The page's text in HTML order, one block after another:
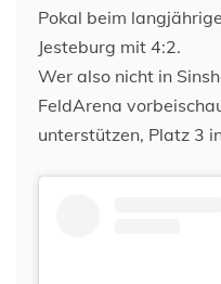
Pokal beim
Jesteburg mit 4:2.
Wer also nicht in
FeldArena
unterstützen, Platz 3